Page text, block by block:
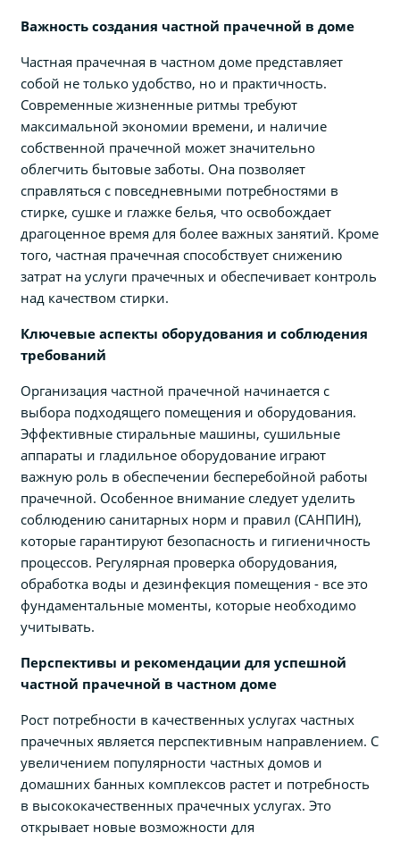
Важность создания частной прачечной в доме
Частная прачечная в частном доме представляет
собой не только удобство, но и практичность.
Современные жизненные ритмы требуют
максимальной экономии времени, и наличие
собственной прачечной может значительно
облегчить бытовые заботы. Она позволяет
справляться с повседневными потребностями в
стирке, сушке и глажке белья, что освобождает
драгоценное время для более важных занятий. Кроме
того, частная прачечная способствует снижению
затрат на услуги прачечных и обеспечивает контроль
над качеством стирки.
Ключевые аспекты оборудования и соблюдения
требований
Организация частной прачечной начинается с
выбора подходящего помещения и оборудования.
Эффективные стиральные машины, сушильные
аппараты и гладильное оборудование играют
важную роль в обеспечении бесперебойной работы
прачечной. Особенное внимание следует уделить
соблюдению санитарных норм и правил (САНПИН),
которые гарантируют безопасность и гигиеничность
процессов. Регулярная проверка оборудования,
обработка воды и дезинфекция помещения - все это
фундаментальные моменты, которые необходимо
учитывать.
Перспективы и рекомендации для успешной
частной прачечной в частном доме
Рост потребности в качественных услугах частных
прачечных является перспективным направлением. С
увеличением популярности частных домов и
домашних банных комплексов растет и потребность
в высококачественных прачечных услугах. Это
открывает новые возможности для